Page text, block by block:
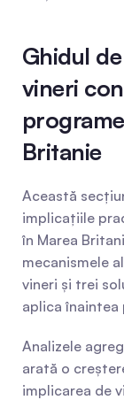
Ghidul
vineri
Britanie
Această
implicațiile
în Marea
mecanismele
vineri și trei
aplica înaintea
Analizele
arată o
implicarea de